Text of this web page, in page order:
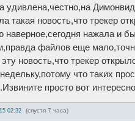
удивлена,честно,на
такая новость,что трекер
наверное,сегодня нажала и
файлов еще
новость,что трекер
что таких
просто вот
02:32 (спустя 7 часа)